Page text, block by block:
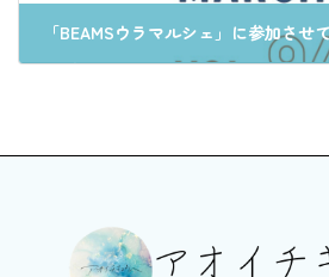
「BEAMSウラマルシェ」に参加させ
2024年12月9日